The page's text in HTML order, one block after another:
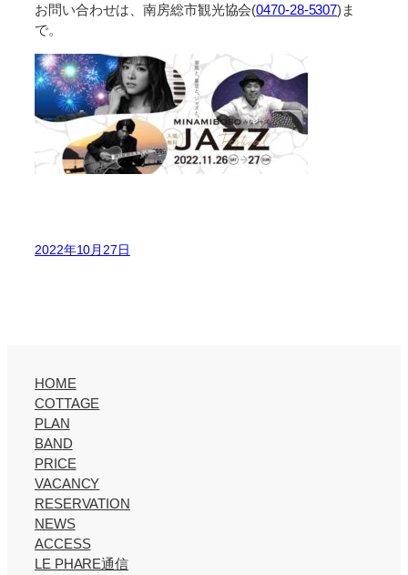
お問い合わせは、南房総市観光協会(0470-28-5307)ま
で。
2022年10月27日
HOME
COTTAGE
PLAN
BAND
PRICE
VACANCY
RESERVATION
NEWS
ACCESS
LE PHARE通信